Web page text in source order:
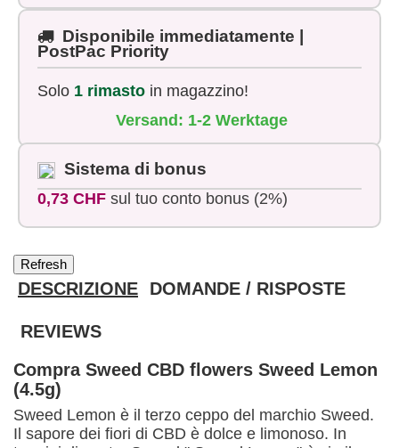
Disponibile immediatamente |
PostPac Priority
Solo 1 rimasto in magazzino!
Versand: 1-2 Werktage
Sistema di bonus
0,73 CHF sul tuo conto bonus (2%)
DESCRIZIONE DOMANDE / RISPOSTE
REVIEWS
Compra Sweed CBD flowers Sweed Lemon
(4.5g)
Sweed Lemon è il terzo ceppo del marchio Sweed.
Il sapore dei fiori di CBD è dolce e limonoso. In